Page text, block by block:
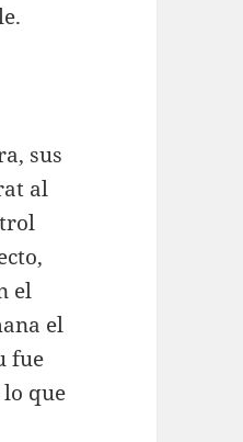
sus
al
el
el
fue
que